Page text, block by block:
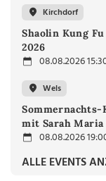
Kirchdorf
Shaolin Kung
2026
08.08.2026
Wels
mit Sarah Maria
08.08.2026
ALLE EVENTS